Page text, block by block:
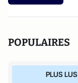
POPULAIRES
PLUS LUS